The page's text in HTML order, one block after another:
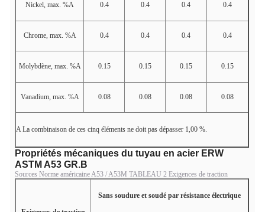
Nickel, max. %A 0.4 0.4 0.4 0.4
Chrome, max. %A 0.4 0.4 0.4 0.4
Molybdène, max. %A 0.15 0.15 0.15 0.15
Vanadium, max. %A 0.08 0.08 0.08 0.08
A La combinaison de ces cinq éléments ne doit pas dépasser 1,00 %.
Propriétés mécaniques du tuyau en acier ERW
ASTM A53 GR.B
Sources Norme américaine A53 / A53M TABLEAU 2 Exigences de traction
Sans soudure et soudé par résistance électrique